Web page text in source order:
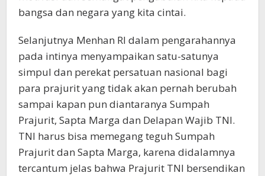
bangsa dan negara yang kita cintai.
Selanjutnya Menhan RI dalam pengarahannya
pada intinya menyampaikan satu-satunya
simpul dan perekat persatuan nasional bagi
para prajurit yang tidak akan pernah berubah
sampai kapan pun diantaranya Sumpah
Prajurit, Sapta Marga dan Delapan Wajib TNI.
TNI harus bisa memegang teguh Sumpah
Prajurit dan Sapta Marga, karena didalamnya
tercantum jelas bahwa Prajurit TNI bersendikan